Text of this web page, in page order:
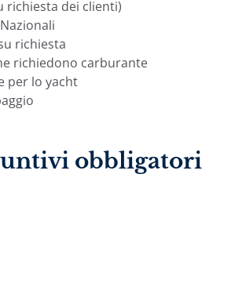
richiesta dei clienti)
richiesta
richiedono carburante
per lo yacht
obbligatori